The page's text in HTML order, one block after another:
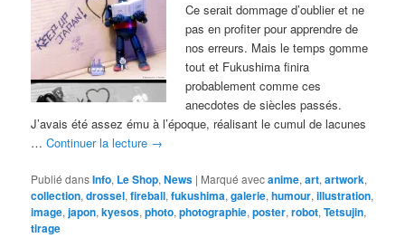
Ce serait dommage d’oublier et ne
pas en profiter pour apprendre de
nos erreurs. Mais le temps gomme
tout et Fukushima finira
probablement comme ces
anecdotes de siècles passés.
J’avais été assez ému à l’époque, réalisant le cumul de lacunes
…Continuer la lecture →
Publié dansInfo, Le Shop,News | Marqué avecanime,art,artwork,
collection,drossel,fireball,fukushima,galerie,humour,illustration,
image,japon,kyesos,photo,photographie,poster,robot,Tetsujin,
tirage